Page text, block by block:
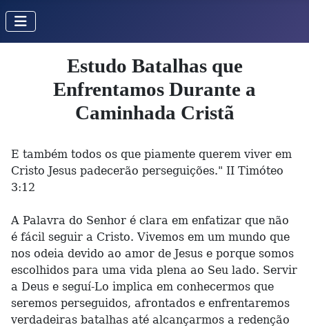
Estudo Batalhas que
Enfrentamos Durante a
Caminhada Cristã
E também todos os que piamente querem viver em
Cristo Jesus padecerão perseguições." II Timóteo
3:12
A Palavra do Senhor é clara em enfatizar que não
é fácil seguir a Cristo. Vivemos em um mundo que
nos odeia devido ao amor de Jesus e porque somos
escolhidos para uma vida plena ao Seu lado. Servir
a Deus e seguí-Lo implica em conhecermos que
seremos perseguidos, afrontados e enfrentaremos
verdadeiras batalhas até alcançarmos a redenção